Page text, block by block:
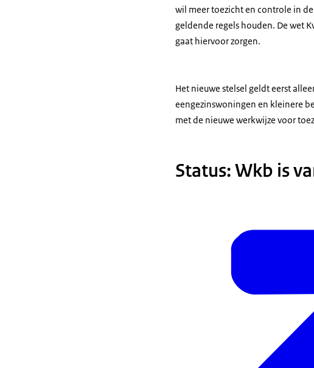
wil meer toezicht en controle in
geldende regels houden. De wet
gaat hiervoor zorgen.
Het nieuwe stelsel geldt eerst
eengezinswoningen en kleinere
met de nieuwe werkwijze voor
Status: Wkb is